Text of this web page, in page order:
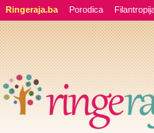
Ringeraja.ba Porodica